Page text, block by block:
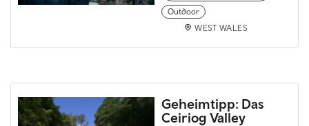
Outdoor
WEST WALES
Geheimtipp: Das
Ceiriog Valley